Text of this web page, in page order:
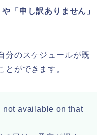
「申し訳ありません」
分のスケジュールが既
とができます。
not available on that